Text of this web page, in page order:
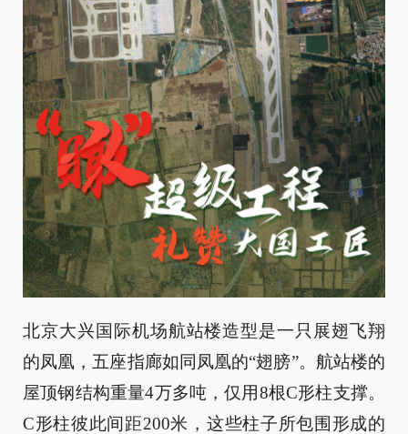
北京大兴国际机场航站楼造型是一只展翅飞翔
的凤凰，五座指廊如同凤凰的“翅膀”。航站楼的
屋顶钢结构重量4万多吨，仅用8根C形柱支撑。
C形柱彼此间距200米，这些柱子所包围形成的